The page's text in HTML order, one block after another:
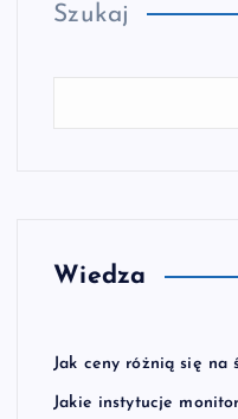
Szukaj
Wiedza
Jak ceny różnią się na
Jakie instytucje